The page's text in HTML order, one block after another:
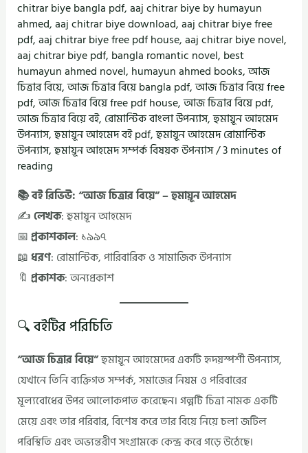
chitrar biye bangla pdf,aaj chitrar biye by humayun
ahmed,aaj chitrar biye download,aaj chitrar biye free
pdf,aaj chitrar biye free pdf house,aaj chitrar biye novel,
aaj chitrar biye pdf, bangla romantic novel, best
humayun ahmed novel, humayun ahmed books,আজ
চিত্রার বিয়ে,আজ চিত্রার বিয়ে bangla pdf,আজ চিত্রার বিয়ে free
pdf,আজ চিত্রার বিয়ে free pdf house,আজ চিত্রার বিয়ে pdf,
আজ চিত্রার বিয়ে বই, রোমান্টিক বাংলা উপন্যাস,হুমায়ূন আহমেদ
উপন্যাস,হুমায়ূন আহমেদ বই pdf,হুমায়ূন আহমেদ রোমান্টিক
উপন্যাস,হুমায়ূন আহমেদ সম্পর্ক বিষয়ক উপন্যাস/3 minutes of
reading
📚 বই রিভিউ: “আজ চিত্রার বিয়ে” – হুমায়ূন আহমেদ
✍️লেখক: হুমায়ূন আহমেদ
📅প্রকাশকাল: ১৯৯৭
📖ধরণ: রোমান্টিক, পারিবারিক ও সামাজিক উপন্যাস
🔖প্রকাশক: অন্যপ্রকাশ
🔍 বইটির পরিচিতি
“আজ চিত্রার বিয়ে”হুমায়ূন আহমেদের একটি হৃদয়স্পর্শী উপন্যাস,
যেখানে তিনি ব্যক্তিগত সম্পর্ক, সমাজের নিয়ম ও পরিবারের
মূল্যবোধের উপর আলোকপাত করেছেন। গল্পটি চিত্রা নামক একটি
মেয়ে এবং তার পরিবার, বিশেষ করে তার বিয়ে নিয়ে চলা জটিল
পরিস্থিতি এবং অভ্যন্তরীণ সংগ্রামকে কেন্দ্র করে গড়ে উঠেছে।